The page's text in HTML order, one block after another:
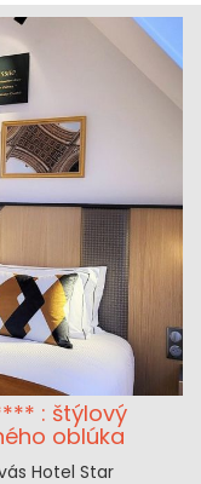
: štýlový
oblúka
Hotel Star